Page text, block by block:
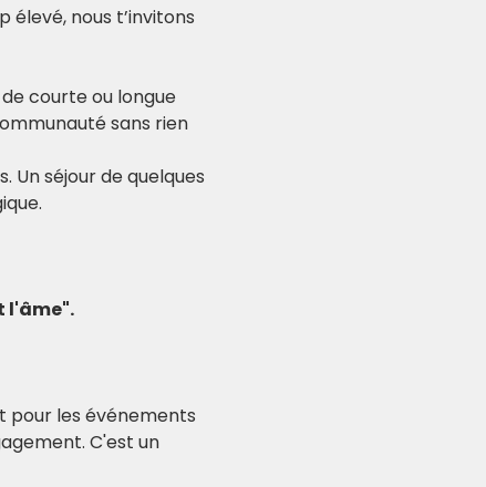
nous t’invitons
courte ou longue
sans rien
Un séjour de quelques
l'âme".
pour les événements
C'est un